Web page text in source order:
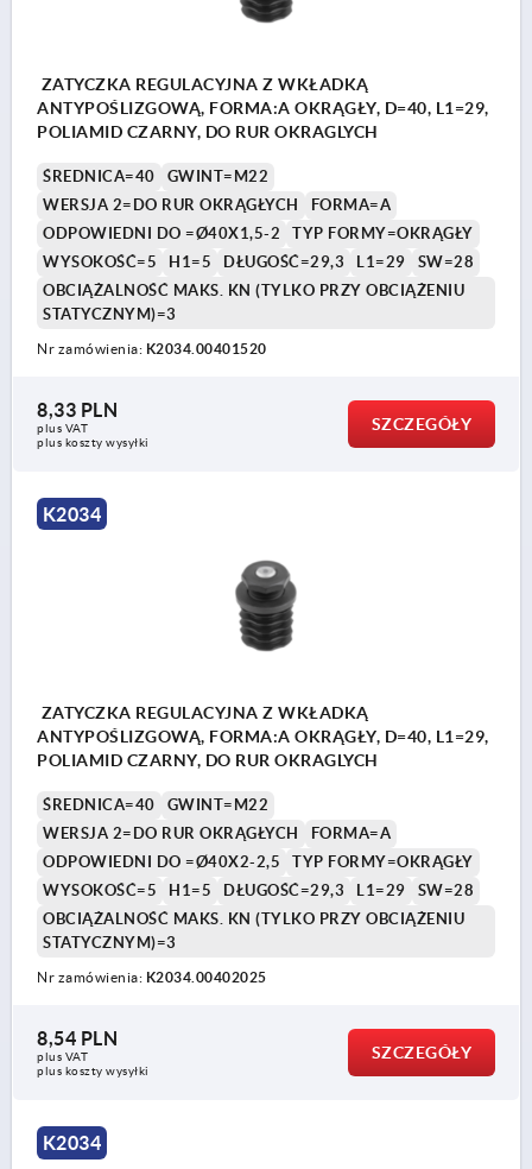
ZATYCZKA REGULACYJNA Z WKŁADKĄ
ANTYPOŚLIZGOWĄ, FORMA:A OKRĄGŁY, D=40, L1=29,
POLIAMID CZARNY, DO RUR OKRAGLYCH
ŚREDNICA=40
GWINT=M22
WERSJA 2=DO RUR OKRĄGŁYCH
FORMA=A
ODPOWIEDNI DO =Ø40X1,5-2
TYP FORMY=OKRĄGŁY
WYSOKOŚĆ=5
H1=5 DŁUGOŚĆ=29,3 L1=29
SW=28
OBCIĄŻALNOŚĆ MAKS. KN (TYLKO PRZY OBCIĄŻENIU
STATYCZNYM)=3
Nr zamówienia: K2034.00401520
8,33 PLN
plus VAT
plus koszty wysyłki
SZCZEGÓŁY
K2034
ZATYCZKA REGULACYJNA Z WKŁADKĄ
ANTYPOŚLIZGOWĄ, FORMA:A OKRĄGŁY, D=40, L1=29,
POLIAMID CZARNY, DO RUR OKRAGLYCH
ŚREDNICA=40
GWINT=M22
WERSJA 2=DO RUR OKRĄGŁYCH
FORMA=A
ODPOWIEDNI DO =Ø40X2-2,5
TYP FORMY=OKRĄGŁY
WYSOKOŚĆ=5
H1=5 DŁUGOŚĆ=29,3 L1=29
SW=28
OBCIĄŻALNOŚĆ MAKS. KN (TYLKO PRZY OBCIĄŻENIU
STATYCZNYM)=3
Nr zamówienia: K2034.00402025
8,54 PLN
plus VAT
plus koszty wysyłki
SZCZEGÓŁY
K2034